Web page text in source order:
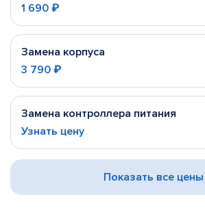
1 690 ₽
Замена корпуса
3 790 ₽
Замена контроллера питания
Узнать цену
Показать все цены